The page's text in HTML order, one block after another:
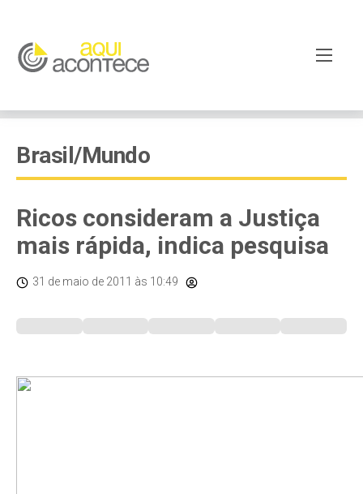
Brasil/Mundo
Ricos consideram a Justiça
mais rápida, indica pesquisa
31 de maio de 2011 às 10:49